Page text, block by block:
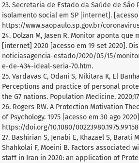
23. Secretaria de Estado da Saúde de São
isolamento social em SP [internet].
https://www.saopaulo.sp.gov.br/
24. Dolzan M, Jasen R. Monitor aponta
[internet] 2020 [acesso em 19 set 2020].
noticiasagencia-estado/2020/05/15/
e-de-434-ideal-seria-70.htm.
25. Vardavas C, Odani S, Nikitara K, El
Perceptions and practice of personal
the G7 nations. Population Medicine.
26. Rogers RW. A Protection Motivation
of Psychology. 1975 [acesso em 30 ago
https://doi.org/10.1080/
27. Bashirian S, Jenabi E, Khazael S,
Shahkolai F, Moeini B. Factors associated
staff in Iran in 2020: an application of